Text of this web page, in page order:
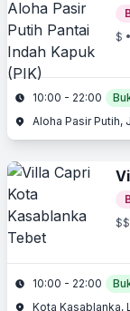
$
10:00 - 22:00
10:00 - 22:00